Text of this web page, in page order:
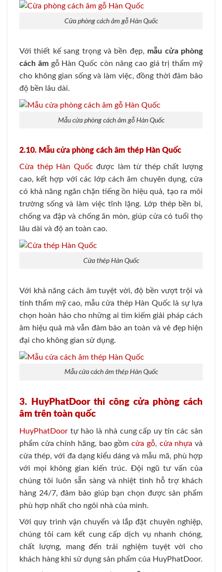
Cửa phòng cách âm gỗ Hàn Quốc
Với thiết kế sang trọng và bền đẹp, mẫu cửa phòng
cách âmgỗ Hàn Quốc còn nâng cao giá trị thẩm mỹ
cho không gian sống và làm việc, đồng thời đảm bảo
độ bền lâu dài.
Mẫu cửa phòng cách âm gỗ Hàn Quốc
2.10. Mẫu cửa phòng cách âm thép Hàn Quốc
Cửa thép Hàn Quốc được làm từ thép chất lượng
cao, kết hợp với các lớp cách âm chuyên dụng, cửa
có khả năng ngăn chặn tiếng ồn hiệu quả, tạo ra môi
trường sống và làm việc tĩnh lặng. Lớp thép bền bỉ,
chống va đập và chống ăn mòn, giúp cửa có tuổi thọ
lâu dài và độ an toàn cao.
Cửa thép Hàn Quốc
Với khả năng cách âm tuyệt vời, độ bền vượt trội và
tính thẩm mỹ cao, mẫu cửa thép Hàn Quốc là sự lựa
chọn hoàn hảo cho những ai tìm kiếm giải pháp cách
âm hiệu quả mà vẫn đảm bảo an toàn và vẻ đẹp hiện
đại cho không gian sử dụng.
Mẫu cửa cách âm thép Hàn Quốc
3. HuyPhatDoor thi công cửa phòng cách
âm trên toàn quốc
HuyPhatDoor tự hào là nhà cung cấp uy tín các sản
phẩm cửa chính hãng, bao gồmcửa gỗ, cửa nhựa và
cửa thép, với đa dạng kiểu dáng và mẫu mã, phù hợp
với mọi không gian kiến trúc. Đội ngũ tư vấn của
chúng tôi luôn sẵn sàng và nhiệt tình hỗ trợ khách
hàng 24/7, đảm bảo giúp bạn chọn được sản phẩm
phù hợp nhất cho ngôi nhà của mình.
Với quy trình vận chuyển và lắp đặt chuyên nghiệp,
chúng tôi cam kết cung cấp dịch vụ nhanh chóng,
chất lượng, mang đến trải nghiệm tuyệt vời cho
khách hàng khi sử dụng sản phẩm của HuyPhatDoor.